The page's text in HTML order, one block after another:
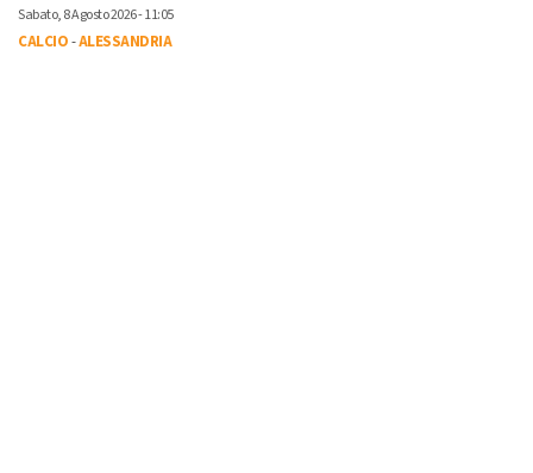
Sabato, 8 Agosto 2026 - 11:05
CALCIO-ALESSANDRIA